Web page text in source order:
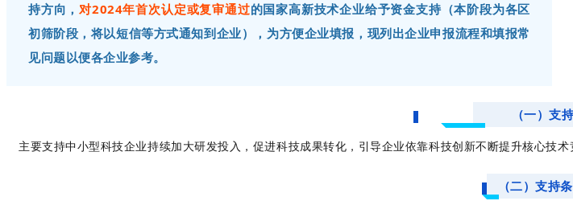
持方向，对2024年首次认定或复审通过的国家高新技术企业给予资金支持（本阶段为各区
初筛阶段，将以短信等方式通知到企业），为方便企业填报，现列出企业申报流程和填报常
见问题以便各企业参考。
（一）支
主要支持中小型科技企业持续加大研发投入，促进科技成果转化，引导企业依靠科技创新不断提升核心技术
（二）支持